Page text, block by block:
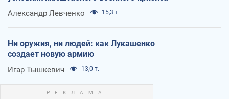
Александр Левченко 15,3 т.
Ни оружия, ни людей: как Лукашенко
создает новую армию
Игар Тышкевич 13,0 т.